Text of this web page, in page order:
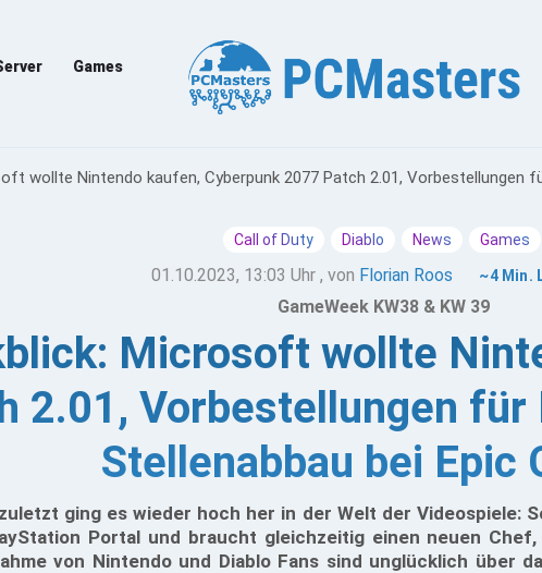
Games
wollte Nintendo kaufen, Cyberpunk 2077 Patch 2.01, Vorbestellungen
Call of Duty Diablo News Games
01.10.2023, 13:03 Uhr , von Florian Roos ~4 Min.
GameWeek KW38 & KW 39
Microsoft wollte
2.01, Vorbestellungen für
Stellenabbau bei Epic
ging es wieder hoch her in der Welt der Videospiele:
Portal und braucht gleichzeitig einen neuen
von Nintendo und Diablo Fans sind unglücklich über